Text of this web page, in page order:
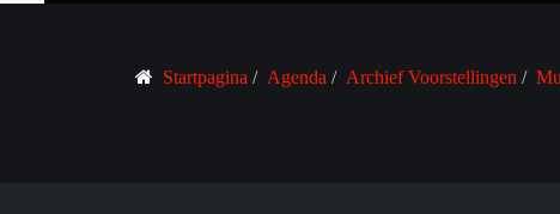
Startpagina Agenda Archief Voorstellingen